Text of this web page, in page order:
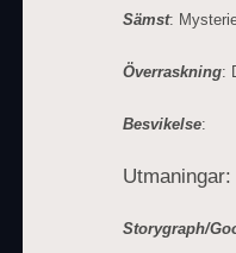
Sämst:
Överraskning:
Besvikelse:
Utmaningar:
Storygraph/